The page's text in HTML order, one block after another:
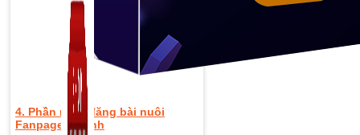
4. Phần mềm đăng bài nuôi
Fanpage vệ tinh